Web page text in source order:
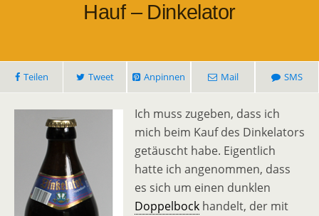
Hauf – Dinkelator
Teilen Tweet Anpinnen Mail SMS
Ich muss zugeben, dass ich
mich beim Kauf des Dinkelators
getäuscht habe. Eigentlich
hatte ich angenommen, dass
es sich um einen dunklen
Doppelbock handelt, der mit